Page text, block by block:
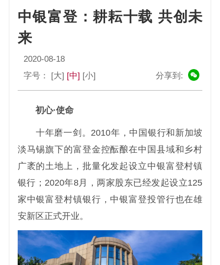
中银富登：耕耘十载 共创未
来
2020-08-18
字号：
[大] [中] [小] 分享到:
初心·使命
十年磨一剑。2010年，中国银行和新加坡
淡马锡旗下的富登金控酝酿在中国县域和乡村
广袤的土地上，批量化发起设立中银富登村镇
银行；2020年8月，两家股东已经发起设立125
家中银富登村镇银行，中银富登投管行也在雄
安新区正式开业。